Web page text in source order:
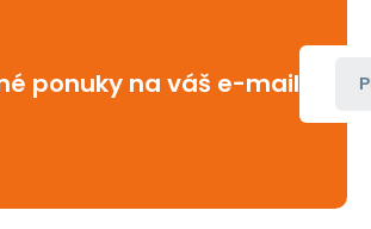
ponuky na váš e-mail